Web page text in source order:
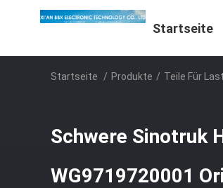
Startseite
Startseite / Produkte / Teile Für
Schwere Sinotruk
WG9719720001